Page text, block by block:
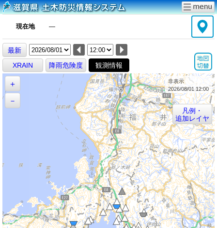
現在地 ―
最新
XRAIN
降雨危険度 観測情報
＋
－
非表示
2026/08/01 12:00
凡例・
追加レイヤ